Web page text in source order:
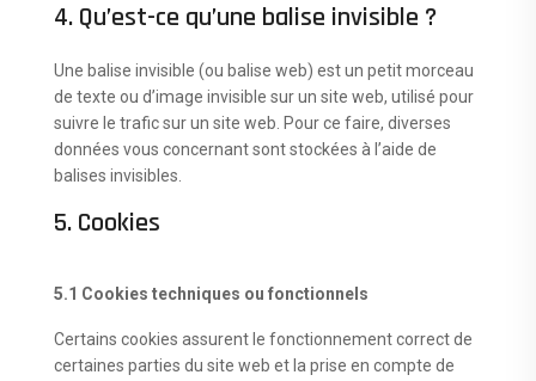
4. Qu’est-ce qu’une balise invisible ?
Une balise invisible (ou balise web) est un petit morceau
de texte ou d’image invisible sur un site web, utilisé pour
suivre le trafic sur un site web. Pour ce faire, diverses
données vous concernant sont stockées à l’aide de
balises invisibles.
5. Cookies
5.1 Cookies techniques ou fonctionnels
Certains cookies assurent le fonctionnement correct de
certaines parties du site web et la prise en compte de